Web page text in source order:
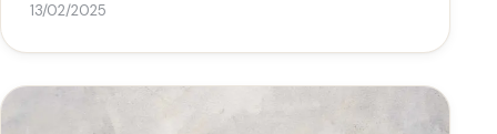
13/02/2025